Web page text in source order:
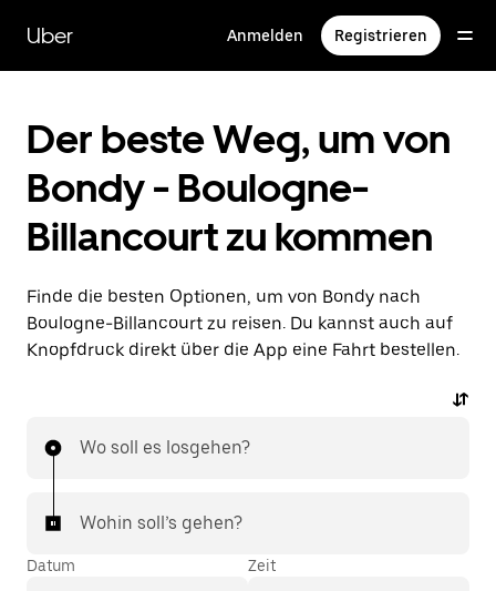
zum
Hauptinhalt
Uber Anmelden Registrieren
Der beste Weg, um von
Bondy - Boulogne-
Billancourt zu kommen
Finde die besten Optionen, um von Bondy nach
Boulogne-Billancourt zu reisen. Du kannst auch auf
Knopfdruck direkt über die App eine Fahrt bestellen.
Wo soll es losgehen?
Wohin soll’s gehen?
Datum Zeit